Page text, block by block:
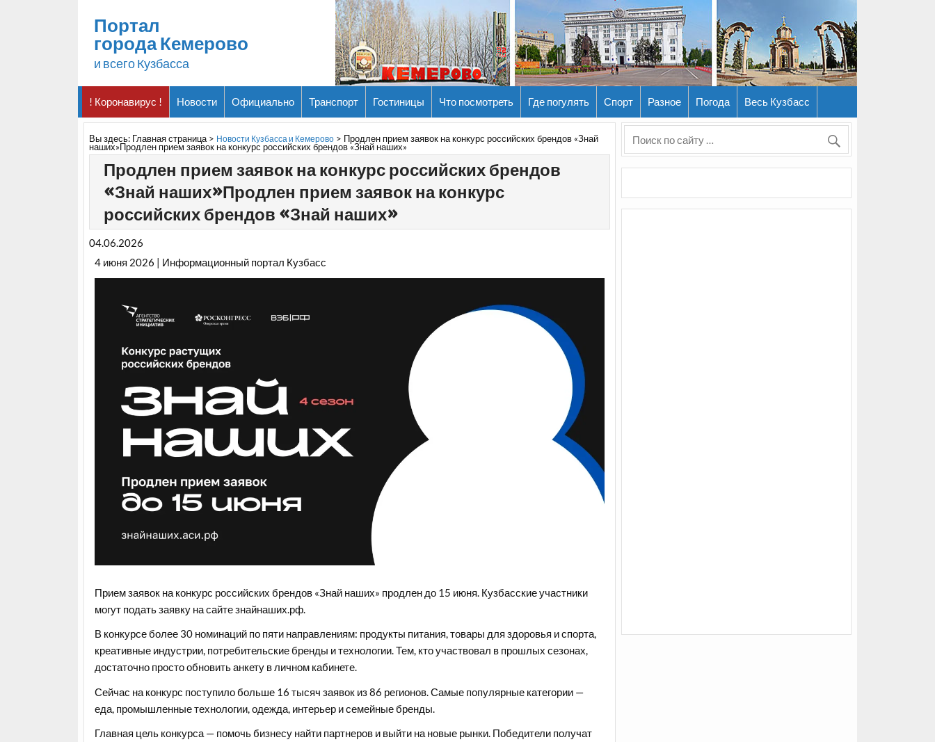
Портал
города Кемерово
и всего Кузбасса
! Коронавирус ! Новости Официально Транспорт Гостиницы Что посмотреть Где погулять Спорт Разное Погода Весь Кузбасс
Вы здесь: Главная страница> Новости Кузбасса и Кемерово > Продлен прием заявок на конкурс российских брендов «Знай
наших»Продлен прием заявок на конкурс российских брендов «Знай наших»
Продлен прием заявок на конкурс российских брендов
«Знай наших»Продлен прием заявок на конкурс
российских брендов «Знай наших»
04.06.2026
4 июня 2026 | Информационный портал Кузбасс
Прием заявок на конкурс российских брендов «Знай наших» продлен до 15 июня. Кузбасские участники
могут подать заявку на сайтезнайнаших.рф.
В конкурсе более 30 номинаций по пяти направлениям: продукты питания, товары для здоровья и спорта,
креативные индустрии, потребительские бренды и технологии. Тем, кто участвовал в прошлых сезонах,
достаточно просто обновить анкету в личном кабинете.
Сейчас на конкурс поступило больше 16 тысяч заявок из 86 регионов. Самые популярные категории —
еда, промышленные технологии, одежда, интерьер и семейные бренды.
Главная цель конкурса — помочь бизнесу найти партнеров и выйти на новые рынки. Победители получат